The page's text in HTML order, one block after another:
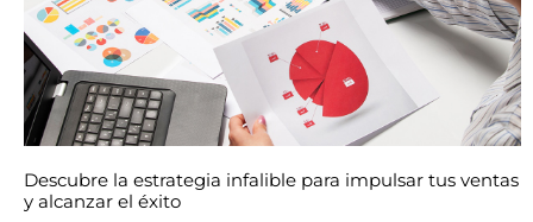
Descubre la estrategia infalible para impulsar tus ventas
y alcanzar el éxito